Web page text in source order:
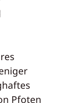
Pfoten